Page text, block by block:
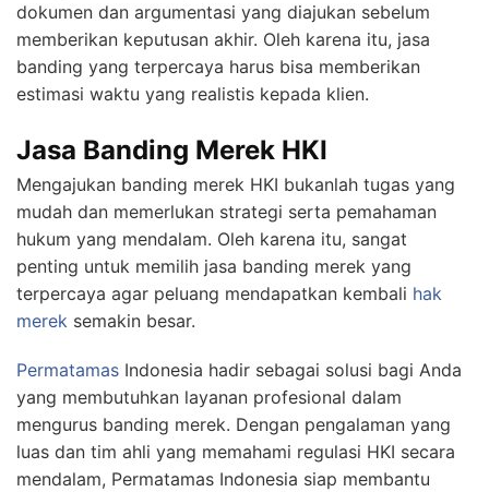
dokumen dan argumentasi yang diajukan sebelum
memberikan keputusan akhir. Oleh karena itu, jasa
banding yang terpercaya harus bisa memberikan
estimasi waktu yang realistis kepada klien.
Jasa Banding Merek HKI
Mengajukan banding merek HKI bukanlah tugas yang
mudah dan memerlukan strategi serta pemahaman
hukum yang mendalam. Oleh karena itu, sangat
penting untuk memilih jasa banding merek yang
terpercaya agar peluang mendapatkan kembali hak
merek semakin besar.
Permatamas Indonesia hadir sebagai solusi bagi Anda
yang membutuhkan layanan profesional dalam
mengurus banding merek. Dengan pengalaman yang
luas dan tim ahli yang memahami regulasi HKI secara
mendalam, Permatamas Indonesia siap membantu